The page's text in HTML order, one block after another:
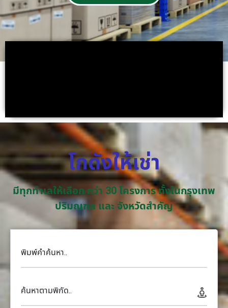
โกดังให้เช่า
มีทุกทำเลให้เลือก กว่า 30 โครงการ ทั้งในกรุงเทพ
ปริมณฑล และ จังหวัดสำคัญ
พิมพ์คำค้นหา..
ค้นหาตามพิกัด..